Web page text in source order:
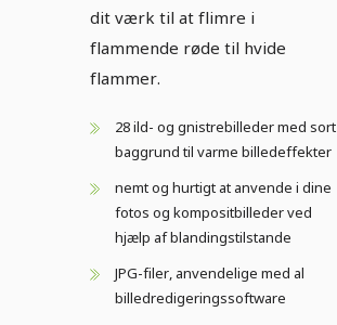
dit værk til at flimre i
flammende røde til hvide
flammer.
28 ild- og gnistrebilleder med sort
baggrund til varme billedeffekter
nemt og hurtigt at anvende i dine
fotos og kompositbilleder ved
hjælp af blandingstilstande
JPG-filer, anvendelige med al
billedredigeringssoftware